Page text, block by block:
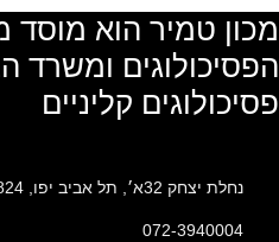
מכון טמיר הוא מוסד
הפסיכולוגים ומשרד
פסיכולוגים קליניים
נחלת יצחק 32א׳, תל אביב יפו, 6744824
072-3940004